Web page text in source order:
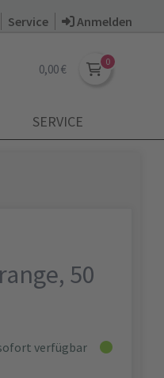
Service Anmelden
0,00 €
SERVICE
50
verfügbar